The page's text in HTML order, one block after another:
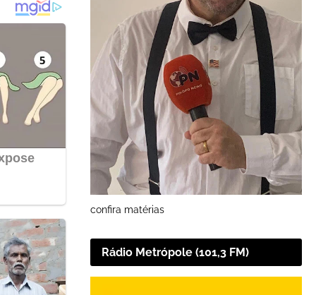
confira matérias
Rádio Metrópole (101,3 FM)